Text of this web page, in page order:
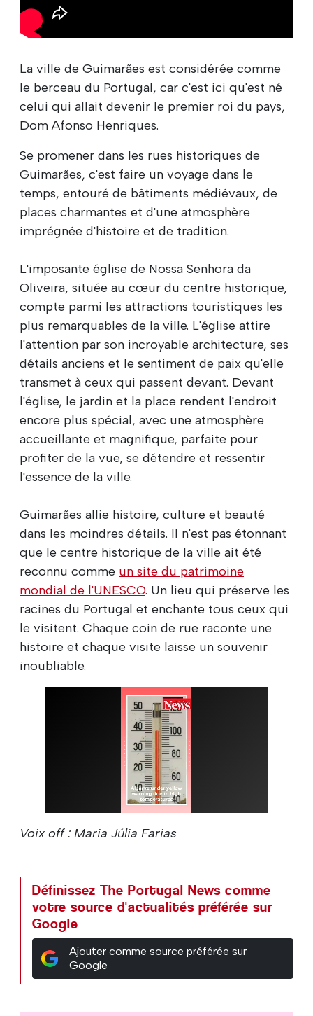
La ville de Guimarães est considérée comme
le berceau du Portugal, car c'est ici qu'est né
celui qui allait devenir le premier roi du pays,
Dom Afonso Henriques.
Se promener dans les rues historiques de
Guimarães, c'est faire un voyage dans le
temps, entouré de bâtiments médiévaux, de
places charmantes et d'une atmosphère
imprégnée d'histoire et de tradition.
L'imposante église de Nossa Senhora da
Oliveira, située au cœur du centre historique,
compte parmi les attractions touristiques les
plus remarquables de la ville. L'église attire
l'attention par son incroyable architecture, ses
détails anciens et le sentiment de paix qu'elle
transmet à ceux qui passent devant. Devant
l'église, le jardin et la place rendent l'endroit
encore plus spécial, avec une atmosphère
accueillante et magnifique, parfaite pour
profiter de la vue, se détendre et ressentir
l'essence de la ville.
Guimarães allie histoire, culture et beauté
dans les moindres détails. Il n'est pas étonnant
que le centre historique de la ville ait été
reconnu comme un site du patrimoine
mondial de l'UNESCO. Un lieu qui préserve les
racines du Portugal et enchante tous ceux qui
le visitent. Chaque coin de rue raconte une
histoire et chaque visite laisse un souvenir
inoubliable.
Voix off : Maria Júlia Farias
Définissez The Portugal News comme
votre source d'actualités préférée sur
Google
Ajouter comme source préférée sur
Google